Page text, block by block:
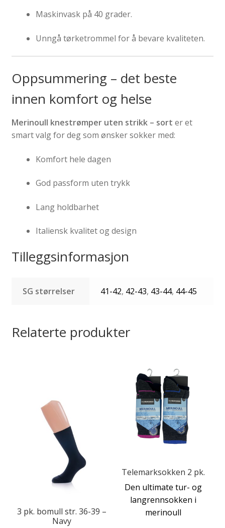
Maskinvask på 40 grader.
Unngå tørketrommel for å bevare kvaliteten.
Oppsummering – det beste
innen komfort og helse
Merinoull knestrømper uten strikk – sort er et
smart valg for deg som ønsker sokker med:
Komfort hele dagen
God passform uten trykk
Lang holdbarhet
Italiensk kvalitet og design
Tilleggsinformasjon
SG størrelser 41-42, 42-43, 43-44, 44-45
Relaterte produkter
3 pk. bomull str. 36-39 –
Navy
Dette
har
Telemarksokken 2 pk.
Den ultimate tur- og
langrennsokken i
merinoull
Dette
produktet
har
flere